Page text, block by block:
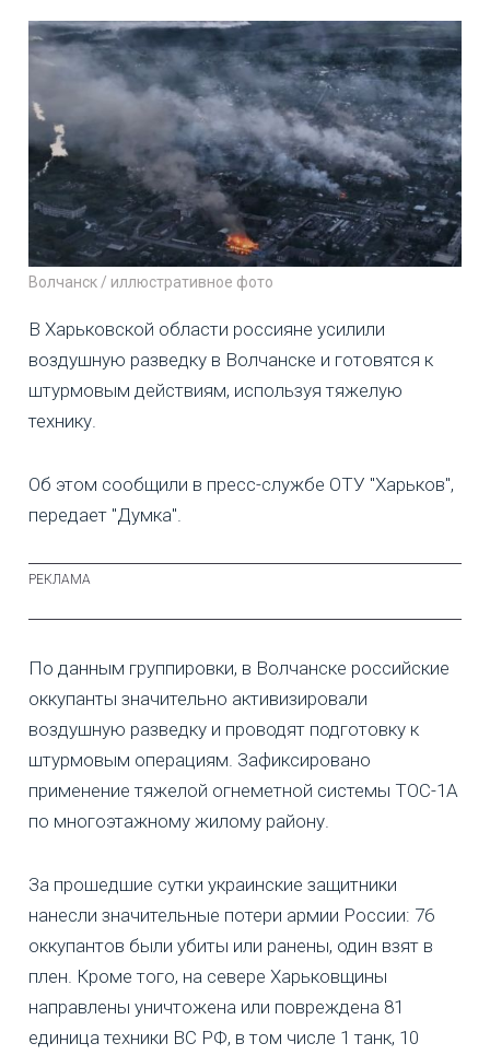
Волчанск / иллюстративное фото
В Харьковской области россияне усилили
воздушную разведку в Волчанске и готовятся к
штурмовым действиям, используя тяжелую
технику.
Об этом сообщили в пресс-службе ОТУ "Харьков",
передает "Думка".
По данным группировки, в Волчанске российские
оккупанты значительно активизировали
воздушную разведку и проводят подготовку к
штурмовым операциям. Зафиксировано
применение тяжелой огнеметной системы ТОС-1А
по многоэтажному жилому району.
За прошедшие сутки украинские защитники
нанесли значительные потери армии России: 76
оккупантов были убиты или ранены, один взят в
плен. Кроме того, на севере Харьковщины
направлены уничтожена или повреждена 81
единица техники ВС РФ, в том числе 1 танк, 10